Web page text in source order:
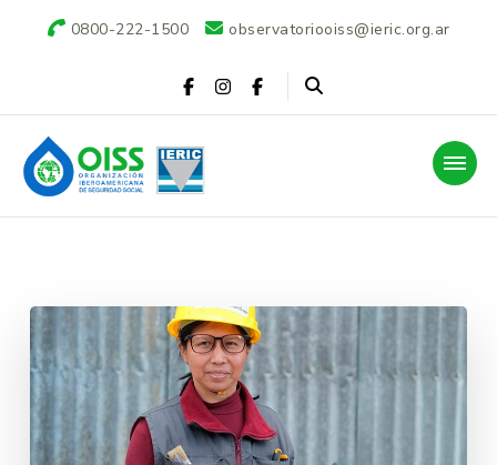
0800-222-1500 observatoriooiss@ieric.org.ar
Observatorio OISS-